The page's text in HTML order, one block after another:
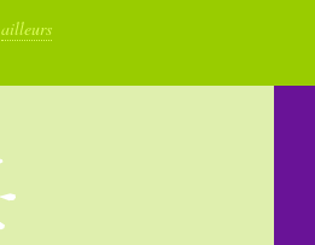
ailleurs